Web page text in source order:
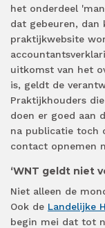
het onderdeel
dat gebeuren, dan
praktijkwebsite
uitkomst van het
is, geldt de
Praktijkhouders
doen er goed aan
na publicatie toch
contact opnemen
‘WNT geldt niet
Niet alleen de
Ook de Landelijke
begin mei dat tot